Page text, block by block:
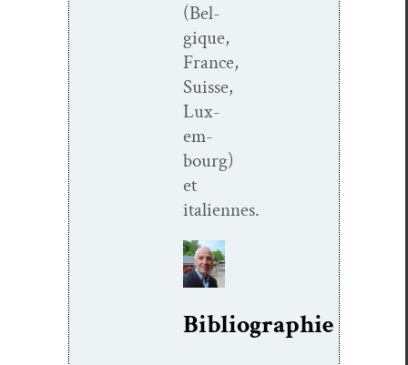
(Bel­
gique,
France,
Suisse,
Lux­
em­
bourg)
et
italiennes.
Bibliographie